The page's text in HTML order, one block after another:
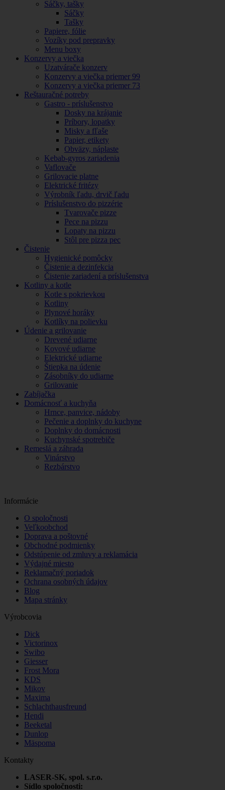
Sáčky, tašky
Sáčky
Tašky
Papiere, fólie
Vozíky pod prepravky
Menu boxy
Konzervy a viečka
Uzatvárače konzerv
Konzervy a viečka priemer 99
Konzervy a viečka priemer 73
Reštauračné potreby
Gastro - príslušenstvo
Dosky na krájanie
Príbory, lopatky
Misky a fľaše
Papier, etikety
Obväzy, náplaste
Kebab-gyros zariadenia
Vaflovače
Grilovacie platne
Elektrické fritézy
Výrobník ľadu, drvič ľadu
Príslušenstvo do pizzérie
Tvarovače pizze
Pece na pizzu
Lopaty na pizzu
Stôl pre pizza pec
Čistenie
Hygienické pomôcky
Čistenie a dezinfekcia
Čistenie zariadení a príslušenstva
Kotliny a kotle
Kotle s pokrievkou
Kotliny
Plynové horáky
Kotlíky na polievku
Údenie a grilovanie
Drevené udiarne
Kovové udiarne
Elektrické udiarne
Štiepka na údenie
Zásobníky do udiarne
Grilovanie
Zabíjačka
Domácnosť a kuchyňa
Hrnce, panvice, nádoby
Pečenie a doplnky do kuchyne
Doplnky do domácnosti
Kuchynské spotrebiče
Remeslá a záhrada
Vinárstvo
Rezbárstvo
Informácie
O spoločnosti
Veľkoobchod
Doprava a poštovné
Obchodné podmienky
Odstúpenie od zmluvy a reklamácia
Výdajné miesto
Reklamačný poriadok
Ochrana osobných údajov
Blog
Mapa stránky
Výrobcovia
Dick
Victorinox
Swibo
Giesser
Frost Mora
KDS
Mikov
Maxima
Schlachthausfreund
Hendi
Beeketal
Dunlop
Mäspoma
Kontakty
LASER-SK, spol. s.r.o.
Sídlo spoločnosti: